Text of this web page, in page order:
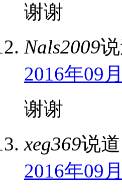
谢谢
Nals2009说
2016年09
谢谢
xeg369说道
2016年09